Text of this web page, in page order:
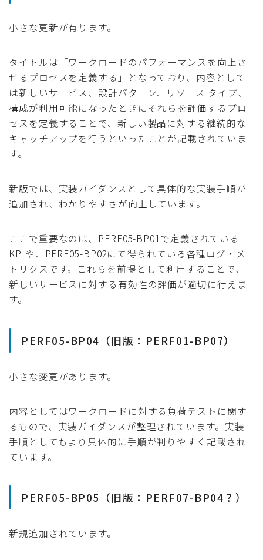
小さな更新が有ります。
タイトルは「ワークロードのパフォーマンスを向上さ
せるプロセスを定義する」となっており、内容として
は新しいサービス、設計パターン、リソース タイプ、
構成が利用可能になったときにそれらを評価するプロ
セスを定義することで、新しい製品に対する継続的な
キャッチアップを行うといったことが記載されていま
す。
新版では、実装ガイダンスとして具体的な実装手順が
追加され、わかりやすさが向上しています。
ここで重要なのは、PERF05-BP01で定義されている
KPIや、PERF05-BP02にて得られている各種ログ・メ
トリクスです。これらを前提として利用することで、
新しいサービスに対する有効性の評価が適切に行えま
す。
PERF05-BP04（旧版：PERF01-BP07）
小さな変更があります。
内容としてはワークロードに対する負荷テストに関す
るもので、実装ガイダンスが整理されています。実装
手順としてもより具体的に手順が判りやすく記載され
ています。
PERF05-BP05（旧版：PERF07-BP04？）
新規追加されています。